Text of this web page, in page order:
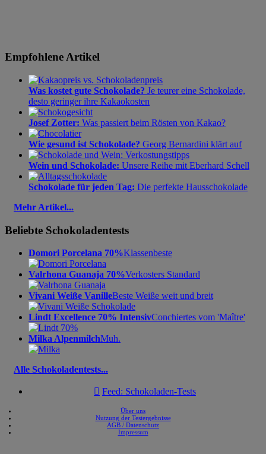
Empfohlene Artikel
Was kostet gute Schokolade? Je teurer eine Schokolade,
desto geringer ihre Kakaokosten
Josef Zotter: Was passiert beim Rösten von Kakao?
Wie gesund ist Schokolade? Georg Bernardini klärt auf
Wein und Schokolade: Unsere Reihe mit Eberhard Schell
Schokolade für jeden Tag: Die perfekte Hausschokolade
Mehr Artikel...
Beliebte Schokoladentests
Domori Porcelana 70%Klassenbeste
Valrhona Guanaja 70%Verkosters Standard
Vivani Weiße VanilleBeste Weiße weit und breit
Lindt Excellence 70% IntensivConchiertes vom 'Maître'
Milka AlpenmilchMuh.
Alle Schokoladentests...
 Feed: Schokoladen-Tests
Über uns
Nutzung der Testergebnisse
AGB / Datenschutz
Impressum